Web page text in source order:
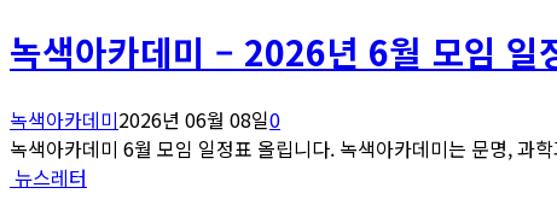
녹색아카데미 – 2026년 6월 모임 일
녹색아카데미2026년 06월 08일0
녹색아카데미 6월 모임 일정표 올립니다. 녹색아카데미는 문명, 과
뉴스레터